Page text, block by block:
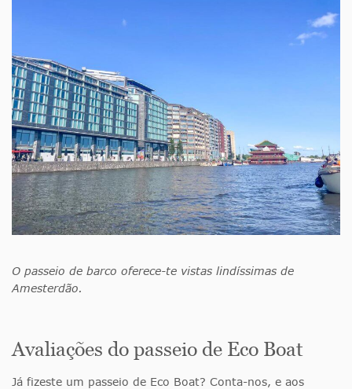
O passeio de barco oferece-te vistas lindíssimas de
Amesterdão.
Avaliações do passeio de Eco Boat
Já fizeste um passeio de Eco Boat? Conta-nos, e aos